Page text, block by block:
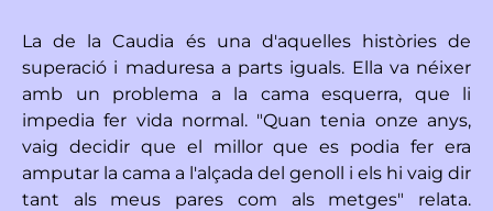
La de la Caudia és una d'aquelles històries de
superació i maduresa a parts iguals. Ella va néixer
amb un problema a la cama esquerra, que li
impedia fer vida normal. "Quan tenia onze anys,
vaig decidir que el millor que es podia fer era
amputar la cama a l'alçada del genoll i els hi vaig dir
tant als meus pares com als metges" relata.